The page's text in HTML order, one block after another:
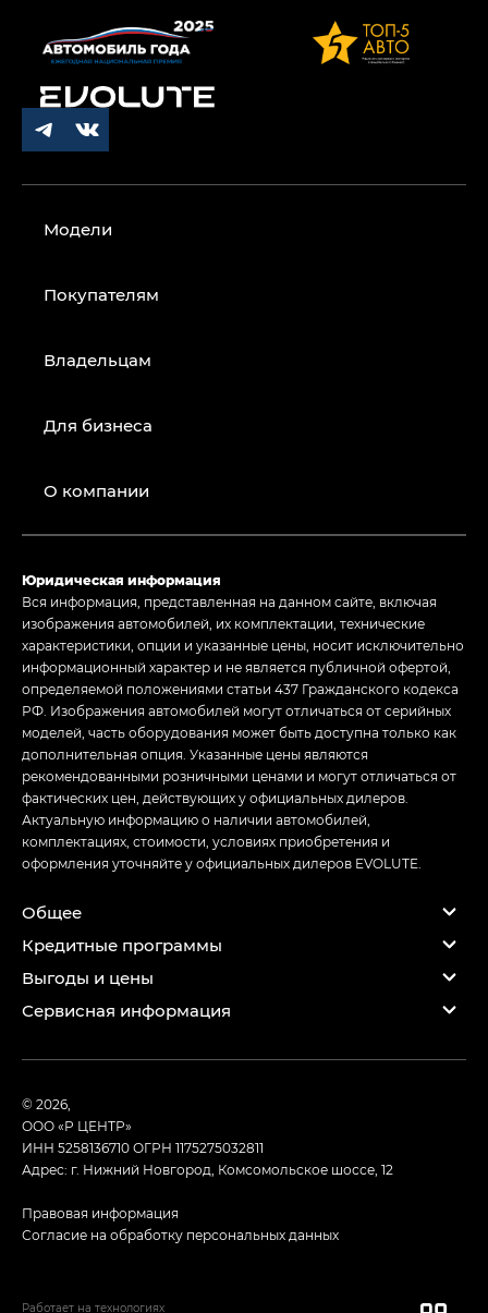
Модели
Покупателям
Владельцам
Для бизнеса
О компании
Юридическая информация
Вся информация, представленная на данном сайте, включая
изображения автомобилей, их комплектации, технические
характеристики, опции и указанные цены, носит исключительно
информационный характер и не является публичной офертой,
определяемой положениями статьи 437 Гражданского кодекса
РФ. Изображения автомобилей могут отличаться от серийных
моделей, часть оборудования может быть доступна только как
дополнительная опция. Указанные цены являются
рекомендованными розничными ценами и могут отличаться от
фактических цен, действующих у официальных дилеров.
Актуальную информацию о наличии автомобилей,
комплектациях, стоимости, условиях приобретения и
оформления уточняйте у официальных дилеров EVOLUTE.
Общее
Кредитные программы
Выгоды и цены
Сервисная информация
© 2026,
ООО «Р ЦЕНТР»
ИНН 5258136710ОГРН 1175275032811
Адрес: г. Нижний Новгород, Комсомольское шоссе, 12
Правовая информация
Согласие на обработку персональных данных
Работает на технологиях